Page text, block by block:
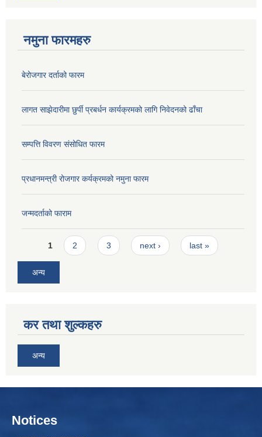
नमुना फारमहरु
बेरोजगार दर्ताको फारम
लागत साझेदारीमा छुर्पी प्रबर्धन कार्यक्रमको लागि निवेदनको ढाँचा
सम्पत्ति विवरण संसोधित फारम
प्रधानमन्त्री रोजगार कर्यक्रमको नमुना फारम
जन्मदर्ताको फाराम
Pages
1 2 3 next › last »
अन्य
कर तथा शुल्कहरु
अन्य
Notices